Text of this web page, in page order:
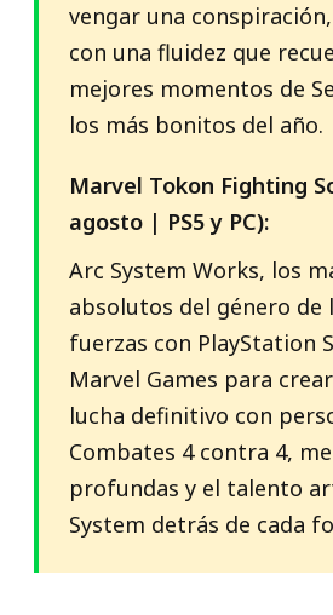
vengar una
con una fluidez que
mejores momentos de
los más bonitos del año.
Marvel Tokon Fighting
agosto | PS5 y PC):
Arc System Works, los
absolutos del género de
fuerzas con PlayStation
Marvel Games para
lucha definitivo con
Combates 4 contra 4,
profundas y el talento
System detrás de cada